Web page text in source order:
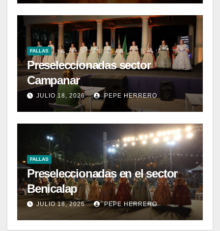
FALLAS
Preseleccionadas sector
Campanar
JULIO 18, 2026 PEPE HERRERO
FALLAS
Preseleccionadas en el sector
Benicalap
JULIO 18, 2026 PEPE HERRERO